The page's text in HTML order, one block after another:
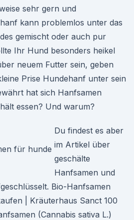
sehr gern und
kann problemlos unter das
gemischt oder auch pur
Ihr Hund besonders heikel
neuem Futter sein, geben
Prise Hundehanf unter sein
hat sich Hanfsamen
essen? Und warum?
Du findest es aber
im Artikel über
geschälte
Hanfsamen und
Bio-Hanfsamen
| Kräuterhaus Sanct 100
(Cannabis sativa L.)